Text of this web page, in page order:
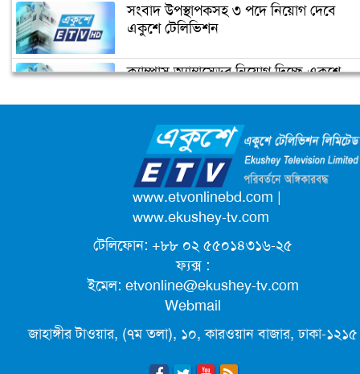
সংবাদ উপস্থাপকসহ ৩ পদে নিয়োগ দেবে
একুশে টেলিভিশন
ক্যাম্পাস অ্যাম্বাসেডর নিয়োগ দিচ্ছে একুশে
জাতিসংঘের পরবর্তী মহাসচিব পদে
আলোচনায় ড. ইউনূস
পদোন্নতি পেয়ে সচিব হলেন ২ কর্মকর্তা
লিগ্যাল এইডের মাধ্যমে সন্তান ফিরে পেল
সেই কিশোরী মা জুঁই
জেট ফুয়েলের দাম কমলো লিটারে ১৯ টাকা
www.etvonlinebd.com |
www.ekushey-tv.com
টেলিফোন: +৮৮ ০২ ৫৫০১৪৩১৬-২৫
ফ্যক্স :
ইমেল: etvonline@ekushey-tv.com
Webmail
জাহাঙ্গীর টাওয়ার, (৭ম তলা), ১০, কারওয়ান বাজার, ঢাকা-১২১৫